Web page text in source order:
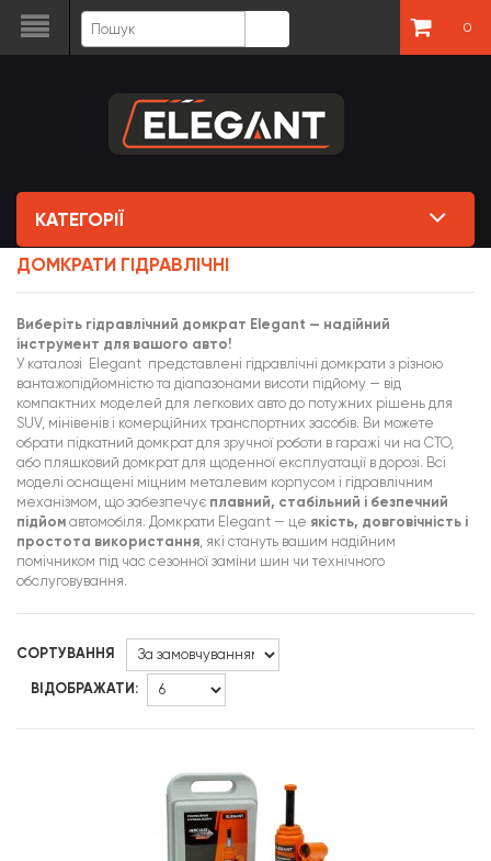
0
КАТЕГОРІЇ
ДОМКРАТИ ГІДРАВЛІЧНІ
Виберіть гідравлічний домкрат Elegant — надійний
інструмент для вашого авто!
У каталозі Elegant представлені гідравлічні домкрати з різною
вантажопідйомністю та діапазонами висоти підйому — від
компактних моделей для легкових авто до потужних рішень для
SUV, мінівенів і комерційних транспортних засобів. Ви можете
обрати підкатний домкрат для зручної роботи в гаражі чи на СТО,
або пляшковий домкрат для щоденної експлуатації в дорозі. Всі
моделі оснащені міцним металевим корпусом і гідравлічним
механізмом, що забезпечує плавний, стабільний і безпечний
підйом автомобіля. Домкрати Elegant — це якість, довговічність і
простота використання, які стануть вашим надійним
помічником під час сезонної заміни шин чи технічного
обслуговування.
СОРТУВАННЯ
ВІДОБРАЖАТИ: